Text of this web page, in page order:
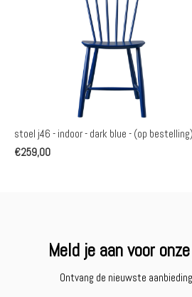
stoel j46 - indoor - dark blue - (op bestelling)
€259,00
Meld je aan voor
Ontvang de nieuwste